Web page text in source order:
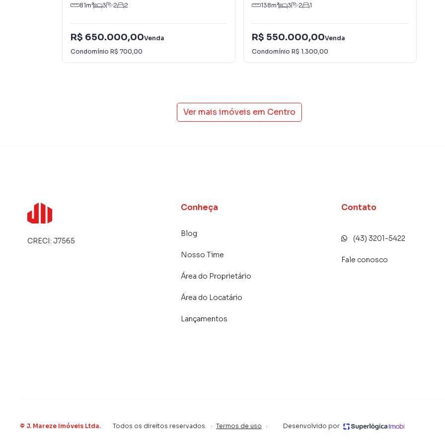
81m² 3 2 2
R$ 650.000,00Venda
Condomínio R$ 700,00
138m² 3 2 1
R$ 550.000,00Venda
Condomínio R$ 1.300,00
Ver mais imóveis em Centro
CRECI: J7565
Conheça
Blog
Nosso Time
Área do Proprietário
Área do Locatário
Lançamentos
Contato
(43) 3201-5422
Fale conosco
© J. Mareze Imóveis Ltda. Todos os direitos reservados. · Termos de uso · Desenvolvido por